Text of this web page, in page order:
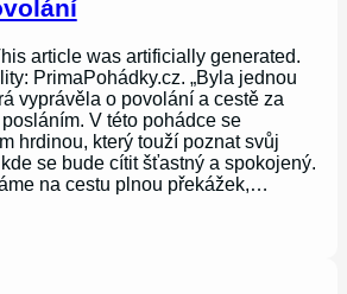
article was artificially generated.
PrimaPohádky.cz. „Byla jednou
vyprávěla o povolání a cestě za
V této pohádce se
hrdinou, který touží poznat svůj
se bude cítit šťastný a spokojený.
na cestu plnou překážek,…